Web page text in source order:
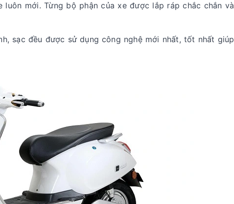
mới. Từng bộ phận của xe được lắp ráp chắc chắn và
sạc đều được sử dụng công nghệ mới nhất, tốt nhất giúp